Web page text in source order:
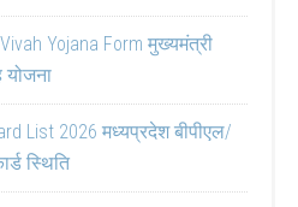
Yojana Form मुख्यमंत्री
योजना
List 2026 मध्यप्रदेश बीपीएल/
स्थिति